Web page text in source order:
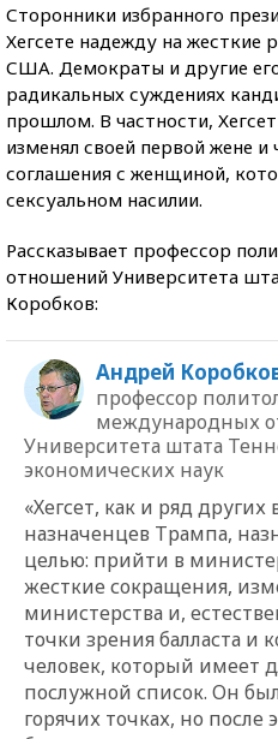
Сторонники избранного
Хегсете надежду на
США. Демократы и другие
радикальных суждениях
прошлом. В частности,
изменял своей первой жене и
соглашения с женщиной,
сексуальном насилии.
Рассказывает профессор
отношений Университета
Коробков:
Андрей
профессор
международных
Университета штата
экономических наук
«Хегсет, как и ряд
назначенцев Трампа,
целью: прийти в
жесткие сокращения,
министерства и,
точки зрения балласта и
человек, который имеет
послужной список. Он
горячих точках, но после